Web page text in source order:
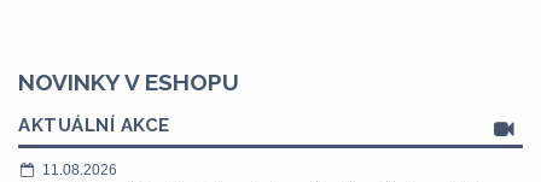
NOVINKY V ESHOPU
AKTUÁLNÍ AKCE
11.08.2026